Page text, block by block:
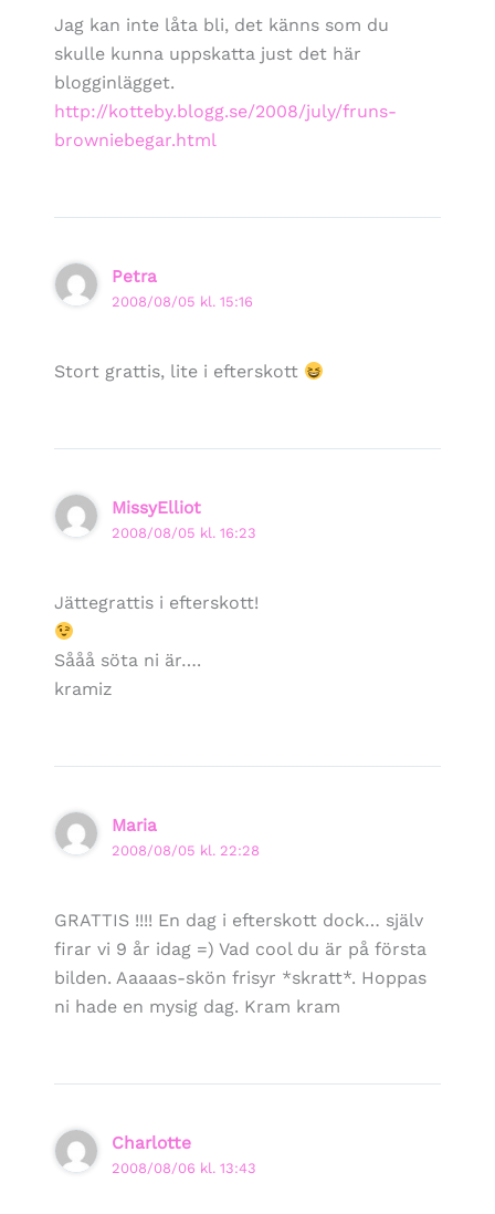
Jag kan inte låta bli, det känns som du
skulle kunna uppskatta just det här
blogginlägget.
http://kotteby.blogg.se/2008/july/fruns-
browniebegar.html
Petra
2008/08/05 kl. 15:16
Stort grattis, lite i efterskott
MissyElliot
2008/08/05 kl. 16:23
Jättegrattis i efterskott!
Sååå söta ni är….
kramiz
Maria
2008/08/05 kl. 22:28
GRATTIS !!!! En dag i efterskott dock… själv
firar vi 9 år idag =) Vad cool du är på första
bilden. Aaaaas-skön frisyr *skratt*. Hoppas
ni hade en mysig dag. Kram kram
Charlotte
2008/08/06 kl. 13:43